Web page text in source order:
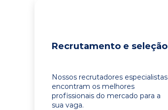
Recrutamento e seleção
Nossos recrutadores especialistas
encontram os melhores
profissionais do mercado para a
sua vaga.